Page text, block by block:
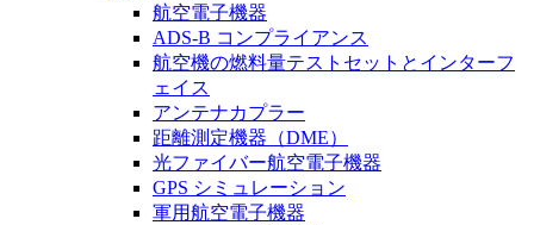
航空電子機器
ADS-B コンプライアンス
航空機の燃料量テストセットとインターフ
ェイス
アンテナカプラー
距離測定機器（DME）
光ファイバー航空電子機器
GPS シミュレーション
軍用航空電子機器